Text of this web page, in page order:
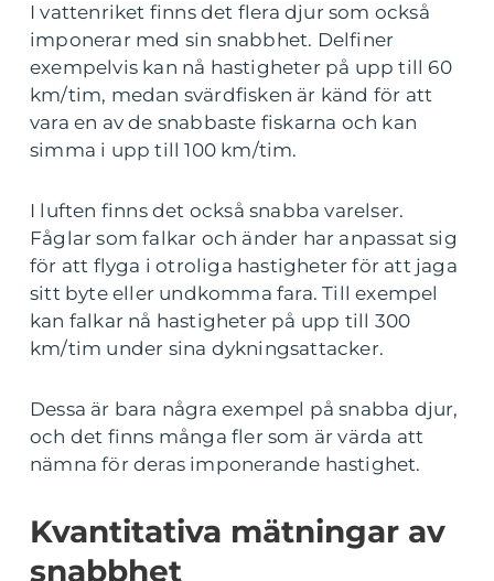
I vattenriket finns det flera djur som också
imponerar med sin snabbhet. Delfiner
exempelvis kan nå hastigheter på upp till 60
km/tim, medan svärdfisken är känd för att
vara en av de snabbaste fiskarna och kan
simma i upp till 100 km/tim.
I luften finns det också snabba varelser.
Fåglar som falkar och änder har anpassat sig
för att flyga i otroliga hastigheter för att jaga
sitt byte eller undkomma fara. Till exempel
kan falkar nå hastigheter på upp till 300
km/tim under sina dykningsattacker.
Dessa är bara några exempel på snabba djur,
och det finns många fler som är värda att
nämna för deras imponerande hastighet.
Kvantitativa mätningar av
snabbhet